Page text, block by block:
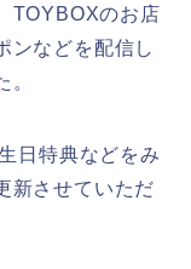
TOYBOXのお店
ンなどを配信し
日特典などをみ
新させていただ